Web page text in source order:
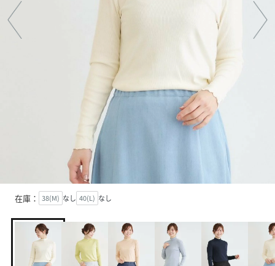
在庫： 38(M) なし 40(L) なし